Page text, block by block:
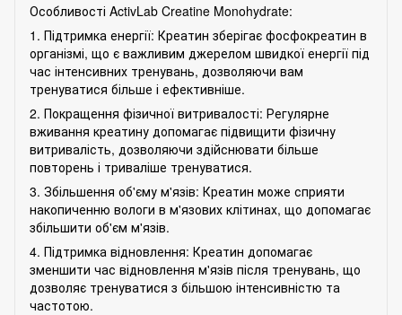
Особливості ActivLab Creatine Monohydrate:
1. Підтримка енергії: Креатин зберігає фосфокреатин в
організмі, що є важливим джерелом швидкої енергії під
час інтенсивних тренувань, дозволяючи вам
тренуватися більше і ефективніше.
2. Покращення фізичної витривалості: Регулярне
вживання креатину допомагає підвищити фізичну
витривалість, дозволяючи здійснювати більше
повторень і триваліше тренуватися.
3. Збільшення об'єму м'язів: Креатин може сприяти
накопиченню вологи в м'язових клітинах, що допомагає
збільшити об'єм м'язів.
4. Підтримка відновлення: Креатин допомагає
зменшити час відновлення м'язів після тренувань, що
дозволяє тренуватися з більшою інтенсивністю та
частотою.